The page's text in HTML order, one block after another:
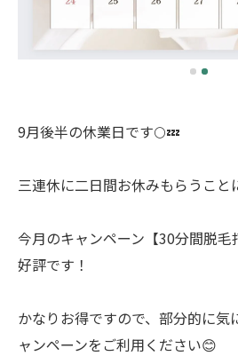
9月後半の休業日です🌕💤
三連休に二日間お休みもらうこと
今月のキャンペーン【30分間脱
好評です！
かなりお得ですので、部分的に気
ャンペーンをご利用ください😊